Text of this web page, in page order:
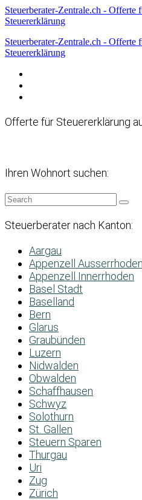
Steuerberater-Zentrale.ch -
Steuererklärung
Steuerberater-Zentrale.ch -
Steuererklärung
Offerte für Steuererklärung
Ihren Wohnort suchen:
Steuerberater nach Kanton:
Aargau
Appenzell Ausserrhoden
Appenzell Innerrhoden
Basel Stadt
Baselland
Bern
Glarus
Graubünden
Luzern
Nidwalden
Obwalden
Schaffhausen
Schwyz
Solothurn
St. Gallen
Steuern Sparen
Thurgau
Uri
Zug
Zürich